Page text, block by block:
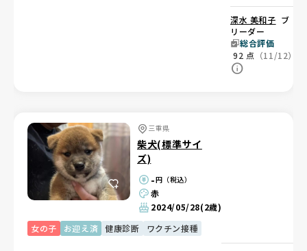
深水 美和子 ブ
リーダー
総合評価
92 点 （11/12）
三重県
柴犬(標準サイ
ズ)
-円（税込）
赤
2024/05/28(2歳)
女の子
お迎え済 健康診断 ワクチン接種